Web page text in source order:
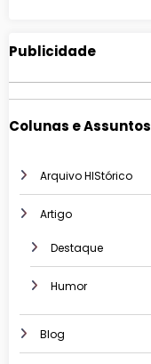
Publicidade
Colunas e Assuntos
Arquivo HIStórico
Artigo
Destaque
Humor
Blog